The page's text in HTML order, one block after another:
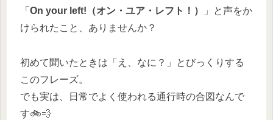
「 On your left!（オン・ユア・レフト！）
」と声をか
けられたこと、ありませんか？
初めて聞いたときは「え、なに？」とびっくりする
このフレーズ。
でも実は、日常でよく使われる通行時の合図なんで
す🚲💨